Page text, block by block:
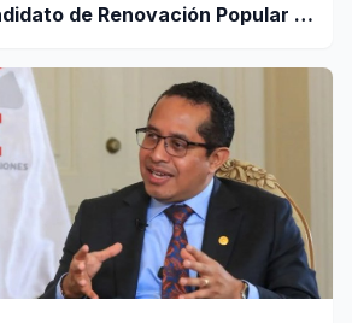
de Renovación Popular a